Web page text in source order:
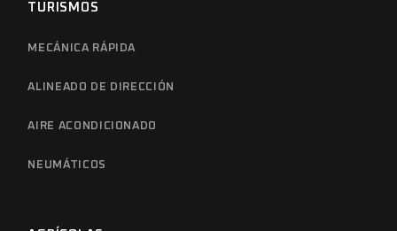
TURISMOS
MECÁNICA RÁPIDA
ALINEADO DE DIRECCIÓN
AIRE ACONDICIONADO
NEUMÁTICOS